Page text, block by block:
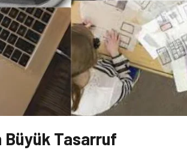
Büyük Tasarruf